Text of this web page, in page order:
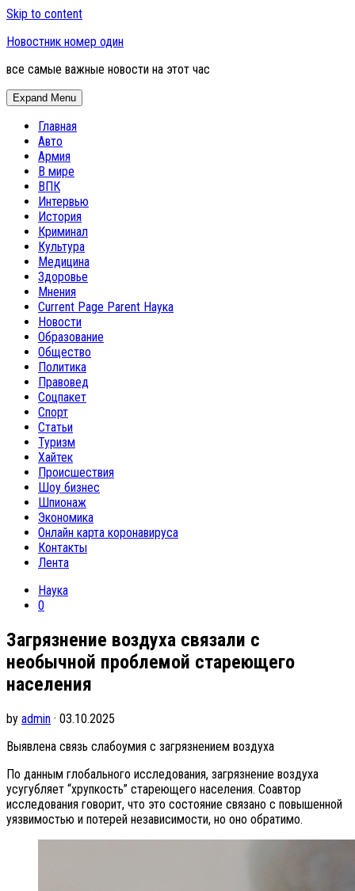
Skip to content
Новостник номер один
все самые важные новости на этот час
Expand Menu
Главная
Авто
Армия
В мире
ВПК
Интервью
История
Криминал
Культура
Медицина
Здоровье
Мнения
Current Page Parent Наука
Новости
Образование
Общество
Политика
Правовед
Соцпакет
Спорт
Статьи
Туризм
Хайтек
Происшествия
Шоу бизнес
Шпионаж
Экономика
Онлайн карта коронавируса
Контакты
Лента
Наука
0
Загрязнение воздуха связали с
необычной проблемой стареющего
населения
by admin · 03.10.2025
Выявлена связь слабоумия с загрязнением воздуха
По данным глобального исследования, загрязнение воздуха
усугубляет “хрупкость” стареющего населения. Соавтор
исследования говорит, что это состояние связано с повышенной
уязвимостью и потерей независимости, но оно обратимо.